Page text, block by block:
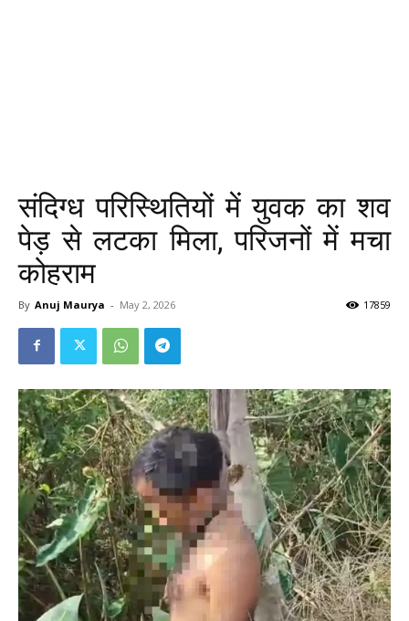
संदिग्ध परिस्थितियों में युवक का शव
पेड़ से लटका मिला, परिजनों में मचा
कोहराम
By Anuj Maurya - May 2, 2026 17859